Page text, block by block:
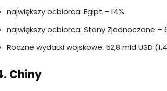
największy odbiorca: Egipt – 14%
największy odbiorca: Stany Zjednoczone –
Roczne wydatki wojskowe: 52,8 mld USD
Chiny